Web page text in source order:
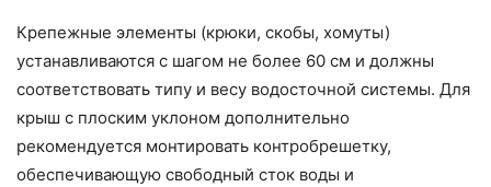
Крепежные элементы (крюки, скобы, хомуты)
устанавливаются с шагом не более 60 см и должны
соответствовать типу и весу водосточной системы. Для
крыш с плоским уклоном дополнительно
рекомендуется монтировать контробрешетку,
обеспечивающую свободный сток воды и